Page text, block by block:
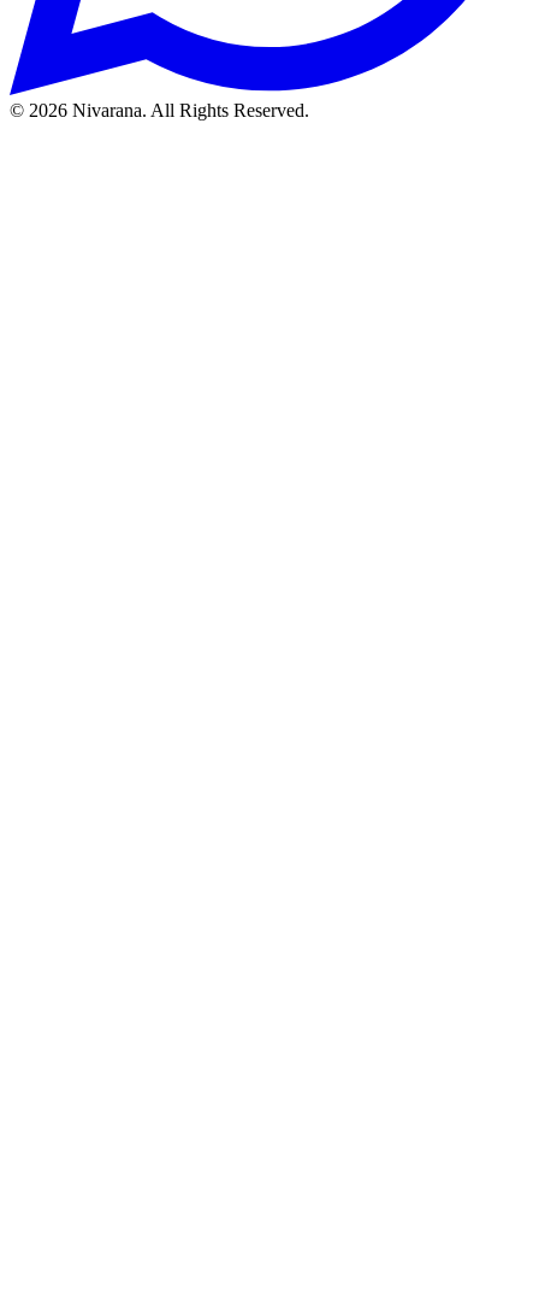
© 2026 Nivarana. All Rights Reserved.